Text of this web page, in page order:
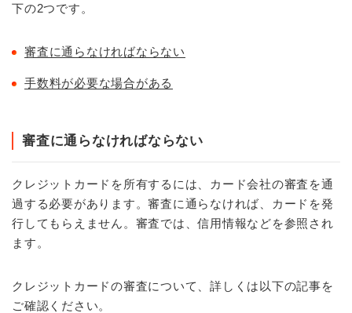
下の2つです。
審査に通らなければならない
手数料が必要な場合がある
審査に通らなければならない
クレジットカードを所有するには、カード会社の審査を通
過する必要があります。審査に通らなければ、カードを発
行してもらえません。審査では、信用情報などを参照され
ます。
クレジットカードの審査について、詳しくは以下の記事を
ご確認ください。